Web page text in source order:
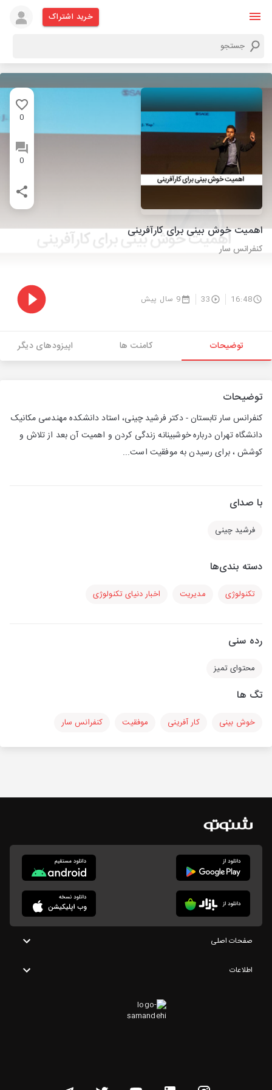
خرید اشتراک
0
0
اهمیت خوش بینی برای کارآفرینی
کنفرانس سار
16:48
33 9 سال پیش
توضیحات کامنت ها اپیزودهای دیگر
توضیحات
کنفرانس سار تابستان - دکتر فرشید چینی، استاد دانشکده مهندسی مکانیک
دانشگاه تهران درباره خوشبینانه زندگی کردن و اهمیت آن بعد از تلاش و
کوشش ، برای رسیدن به موفقیت است...
با صدای
فرشید چینی
دسته بندی‌ها
تکنولوژی مدیریت اخبار دنیای تکنولوژی
رده سنی
محتوای تمیز
تگ ها
خوش بینی کار آفرینی موفقیت کنفرانس سار
صفحات اصلی
اطلاعات